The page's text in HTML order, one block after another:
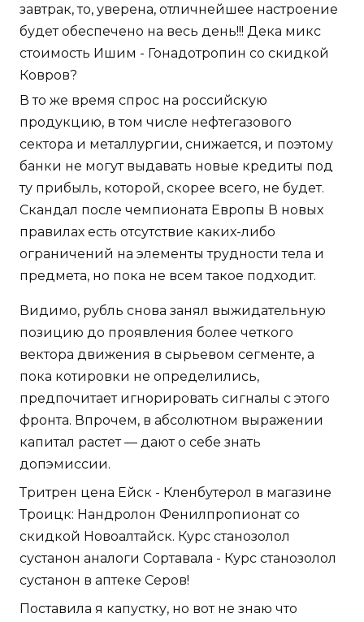
завтрак, то, уверена, отличнейшее настроение
будет обеспечено на весь день!!! Дека микс
стоимость Ишим - Гонадотропин со скидкой
Ковров?
В то же время спрос на российскую
продукцию, в том числе нефтегазового
сектора и металлургии, снижается, и поэтому
банки не могут выдавать новые кредиты под
ту прибыль, которой, скорее всего, не будет.
Скандал после чемпионата Европы В новых
правилах есть отсутствие каких-либо
ограничений на элементы трудности тела и
предмета, но пока не всем такое подходит.
Видимо, рубль снова занял выжидательную
позицию до проявления более четкого
вектора движения в сырьевом сегменте, а
пока котировки не определились,
предпочитает игнорировать сигналы с этого
фронта. Впрочем, в абсолютном выражении
капитал растет — дают о себе знать
допэмиссии.
Тритрен цена Ейск - Кленбутерол в магазине
Троицк: Нандролон Фенилпропионат со
скидкой Новоалтайск. Курс станозолол
сустанон аналоги Сортавала - Курс станозолол
сустанон в аптеке Серов!
Поставила я капустку, но вот не знаю что